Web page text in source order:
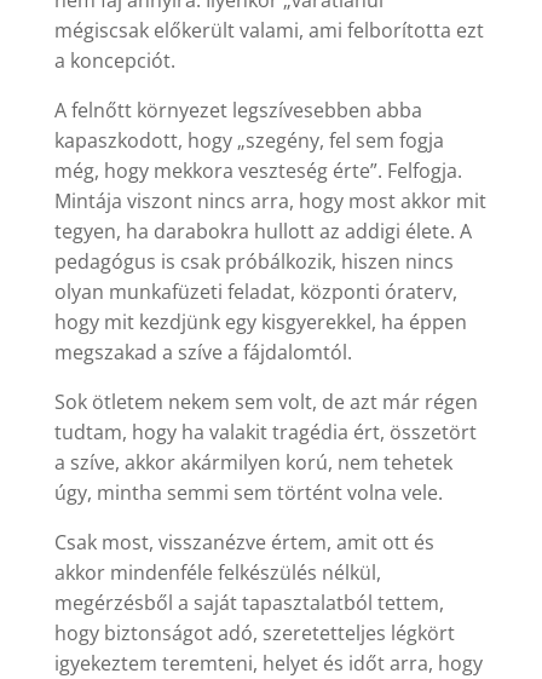
mégiscsak előkerült valami, ami felborította ezt
a koncepciót.
A felnőtt környezet legszívesebben abba
kapaszkodott, hogy „szegény, fel sem fogja
még, hogy mekkora veszteség érte”. Felfogja.
Mintája viszont nincs arra, hogy most akkor mit
tegyen, ha darabokra hullott az addigi élete. A
pedagógus is csak próbálkozik, hiszen nincs
olyan munkafüzeti feladat, központi óraterv,
hogy mit kezdjünk egy kisgyerekkel, ha éppen
megszakad a szíve a fájdalomtól.
Sok ötletem nekem sem volt, de azt már régen
tudtam, hogy ha valakit tragédia ért, összetört
a szíve, akkor akármilyen korú, nem tehetek
úgy, mintha semmi sem történt volna vele.
Csak most, visszanézve értem, amit ott és
akkor mindenféle felkészülés nélkül,
megérzésből a saját tapasztalatból tettem,
hogy biztonságot adó, szeretetteljes légkört
igyekeztem teremteni, helyet és időt arra, hogy